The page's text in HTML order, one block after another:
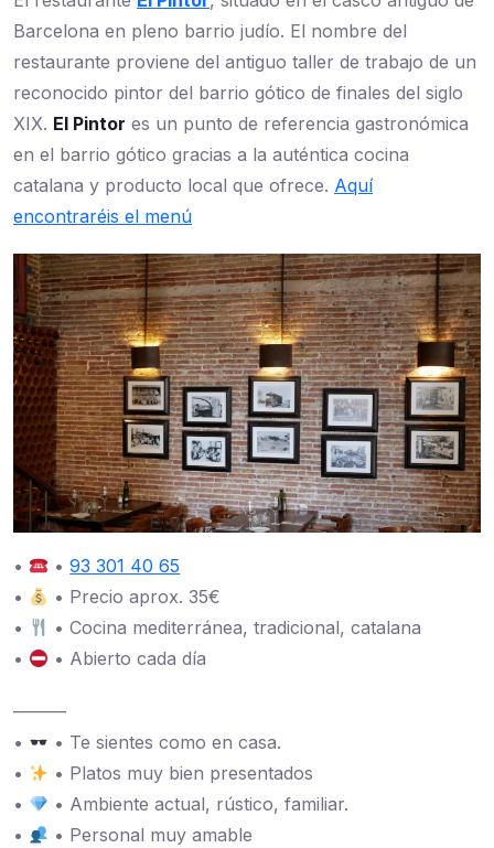
Barcelona en pleno barrio judío. El nombre del
restaurante proviene del antiguo taller de trabajo de un
reconocido pintor del barrio gótico de finales del siglo
XIX. El Pintor es un punto de referencia gastronómica
en el barrio gótico gracias a la auténtica cocina
catalana y producto local que ofrece. Aquí
encontraréis el menú
• •93 301 40 65
•
• Precio aprox. 35€
•
• Cocina mediterránea, tradicional, catalana
•
• Abierto cada día
———
•
• Te sientes como en casa.
•
• Platos muy bien presentados
•
• Ambiente actual, rústico, familiar.
•
• Personal muy amable